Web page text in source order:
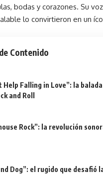
bodas y corazones. Su
lo convirtieron en un
Contenido
Help Falling in Love”: la
and Roll
Rock”: la revolución
Dog”: el rugido que desafió